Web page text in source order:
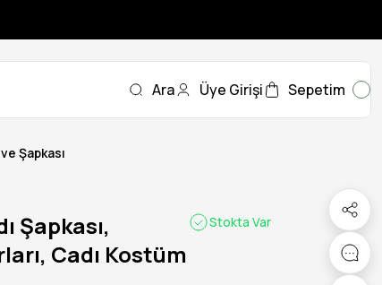
Ara Üye Girişi Sepetim
Şapkası
Şapkası,
Cadı Kostüm
Stokta Var